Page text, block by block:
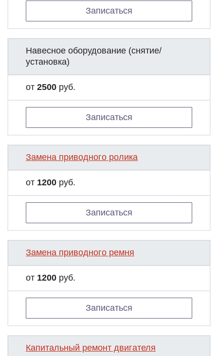
Записаться
Навесное оборудование (снятие/
установка)
от 2500 руб.
Записаться
Замена приводного ролика
от 1200 руб.
Записаться
Замена приводного ремня
от 1200 руб.
Записаться
Капитальный ремонт двигателя